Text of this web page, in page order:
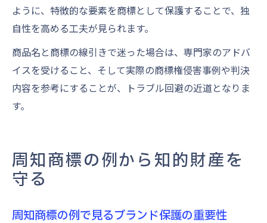
ように、特徴的な要素を商標として保護することで、独
自性を高める工夫が見られます。
商品名と商標の線引きで迷った場合は、専門家のアドバ
イスを受けること、そして実際の商標権侵害事例や判決
内容を参考にすることが、トラブル回避の近道となりま
す。
周知商標の例から知的財産を
守る
周知商標の例で見るブランド保護の重要性